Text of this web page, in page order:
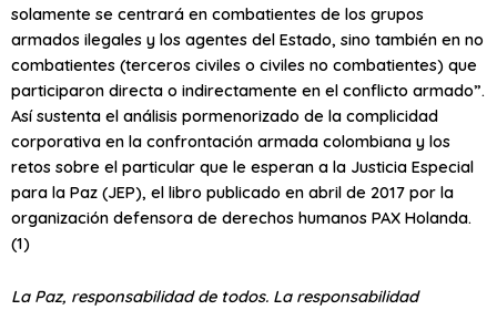
solamente se centrará en combatientes de los grupos
armados ilegales y los agentes del Estado, sino también en no
combatientes (terceros civiles o civiles no combatientes) que
participaron directa o indirectamente en el conflicto armado”.
Así sustenta el análisis pormenorizado de la complicidad
corporativa en la confrontación armada colombiana y los
retos sobre el particular que le esperan a la Justicia Especial
para la Paz (JEP), el libro publicado en abril de 2017 por la
organización defensora de derechos humanos PAX Holanda.
(1)
La Paz, responsabilidad de todos. La responsabilidad